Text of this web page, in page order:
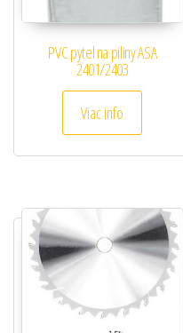
PVC pytel na piliny ASA
2401/2403
Viac info